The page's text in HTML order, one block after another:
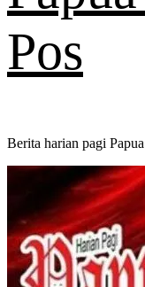
Pos
Berita harian pagi
Primary